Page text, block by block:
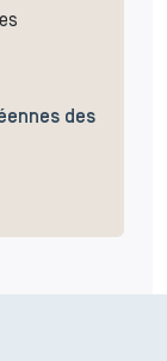
des